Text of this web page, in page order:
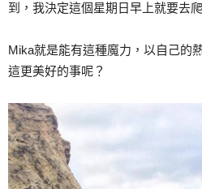
到，我決定這個星期日早上就要去爬
Mika就是能有這種魔力，以自己的
這更美好的事呢？